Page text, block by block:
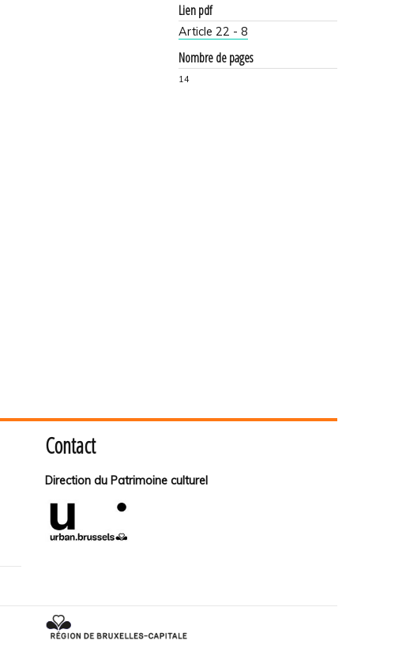
Lien pdf
Article 22 - 8
Nombre de pages
14
Contact
Direction du Patrimoine culturel